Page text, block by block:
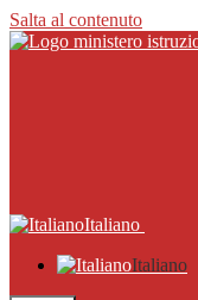
Salta al contenuto
Italiano
Italiano